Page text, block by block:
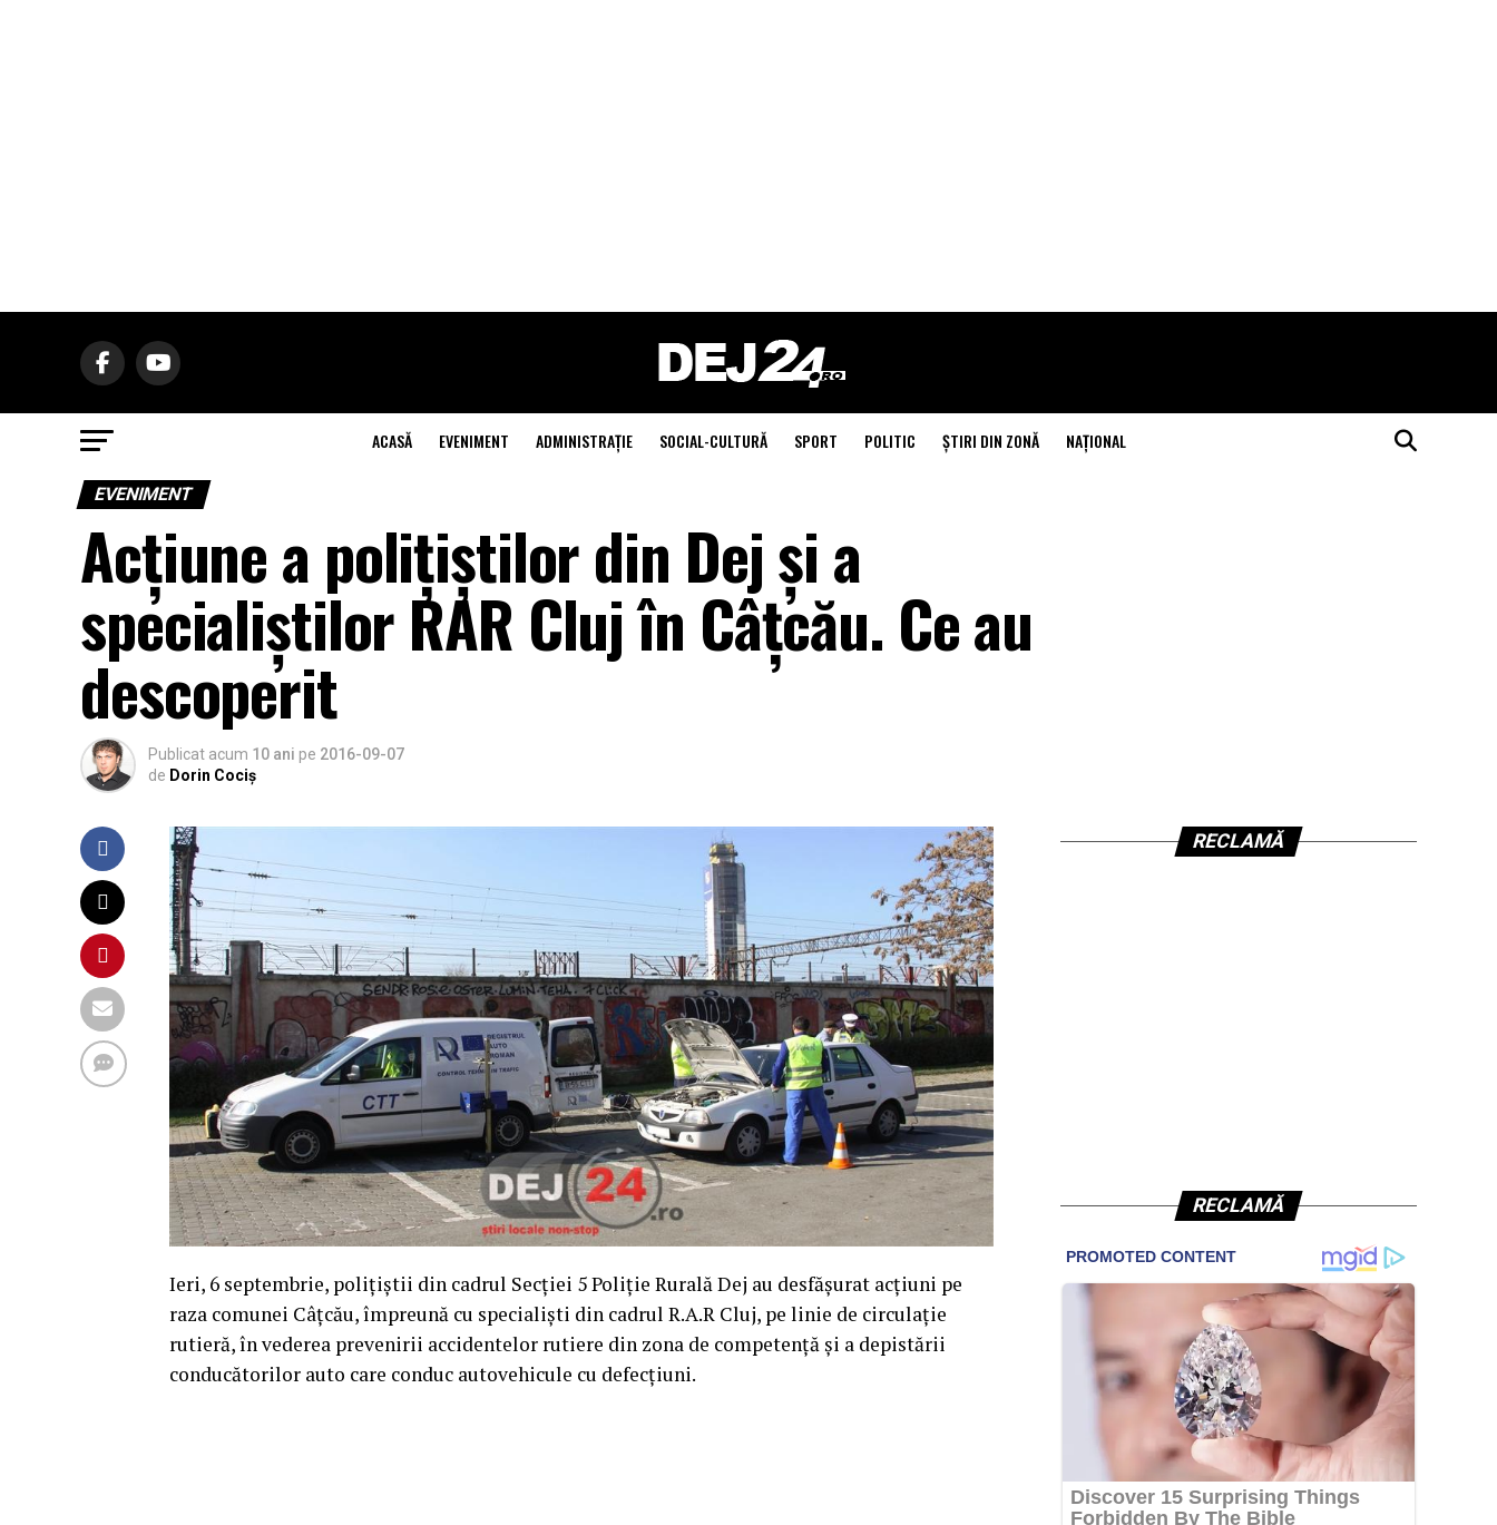
ACASĂ EVENIMENT ADMINISTRAŢIE SOCIAL-CULTURĂ SPORT POLITIC ŞTIRI DIN ZONĂ NAŢIONAL
EVENIMENT
Acțiune a polițiștilor din Dej și a
specialiștilor RAR Cluj în Câțcău. Ce au
descoperit
Publicat acum 10 ani pe 2016-09-07
de Dorin Cociș
Ieri, 6 septembrie, polițiștii din cadrul Secţiei 5 Poliţie Rurală Dej au desfășurat acțiuni pe
raza comunei Câțcău, împreună cu specialişti din cadrul R.A.R Cluj, pe linie de circulaţie
rutieră, în vederea prevenirii accidentelor rutiere din zona de competenţă şi a depistării
conducătorilor auto care conduc autovehicule cu defecţiuni.
RECLAMĂ
RECLAMĂ